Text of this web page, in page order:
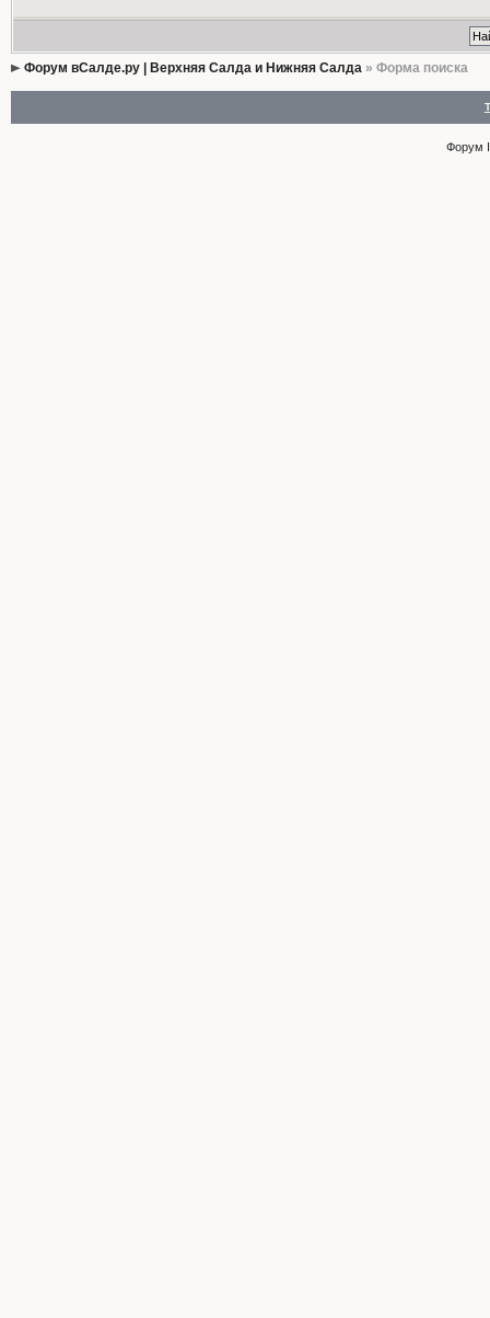
Форум вСалде.ру | Верхняя Салда и Нижняя Салда» Форма поиска
Форум